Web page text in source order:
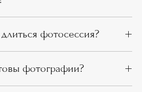
фотосессия?
фотографии?